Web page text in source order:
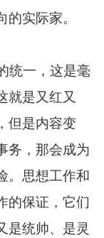
实际家。
统一，这是毫
就是又红又
但是内容变
务，那会成为
。思想工作和
的保证，它们
是统帅、是灵